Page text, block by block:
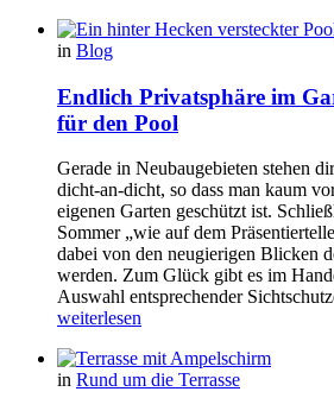
in Blog
Endlich Privatsphäre im
für den Pool
Gerade in Neubaugebieten stehen
dicht-an-dicht, so dass man kaum
eigenen Garten geschützt ist.
Sommer „wie auf dem
dabei von den neugierigen Blicken
werden. Zum Glück gibt es im
Auswahl entsprechender
weiterlesen
in Rund um die Terrasse